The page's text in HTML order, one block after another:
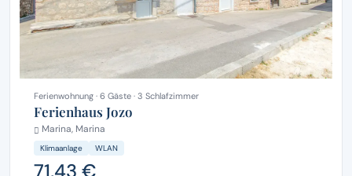
Ferienwohnung · 6 Gäste · 3 Schlafzimmer
Ferienhaus Jozo
Marina, Marina
Klimaanlage WLAN
71,43 €